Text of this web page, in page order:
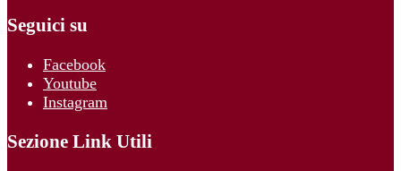
Seguici su
Facebook
Youtube
Instagram
Sezione Link Utili